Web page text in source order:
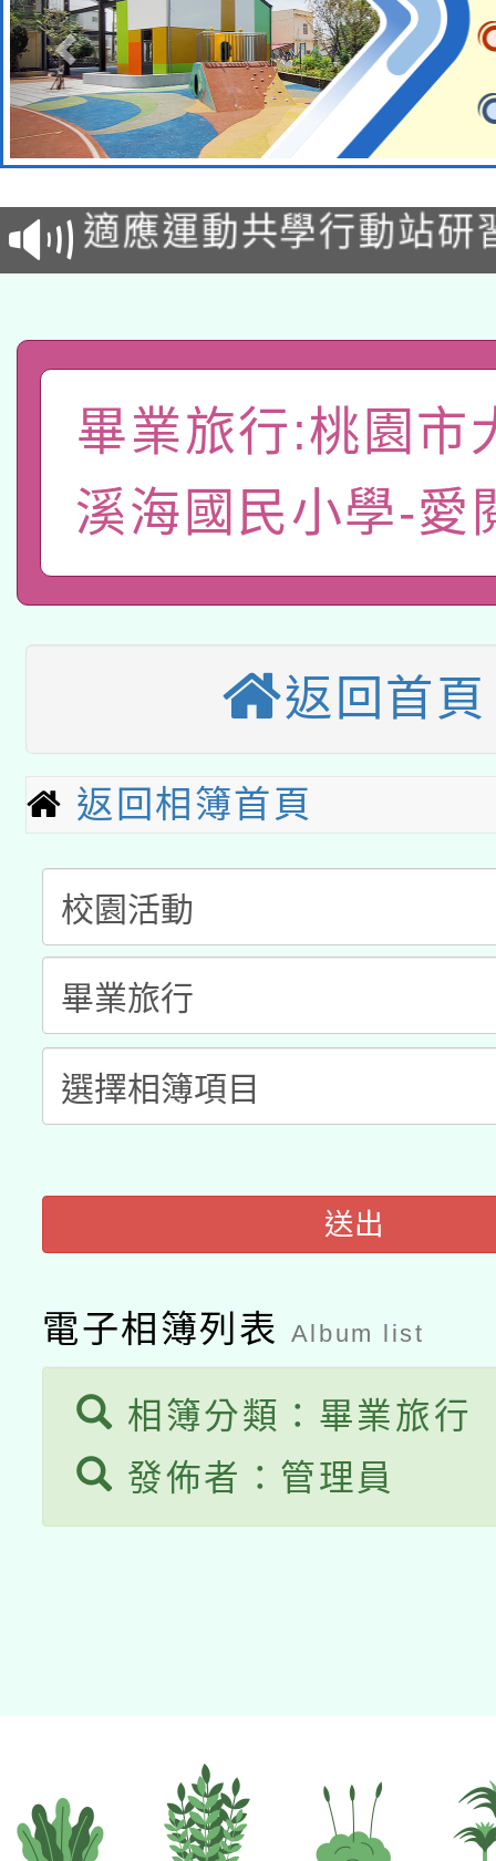
本校115學年度第2次
招甄選結果公告(無人
適應運動共學行動站研
本館辦理115年度閱讀
暨閱讀推動專業研習
科技賦能─人工智慧
「數位內容與教學軟體
pilot」
有關大陸委員會函釋公
業技術研究院辦理「
用水績優單位及節水達
115年8月22日(星期六
桃園市孔廟祈福系列
開 智慧啟航」
2026年桃園地景藝術
本校115學年度第2次
招甄選結果公告(無人
招)
適應運動共學行動站研
本館辦理115年度閱讀
暨閱讀推動專業研習
科技賦能─人工智慧
礎課程
A3數位素養講師名單
「數位內容與教學軟體
pilot」
有關大陸委員會函釋公
薪期間赴陸應申請許可
轉知經濟部水利署委託
用水績優單位及節水達
桃園市孔廟祈福系列
2026年桃園地景藝術
畢業旅行:桃園市
溪海國民小學-愛
返回首頁
返回相簿首頁
送出
電子相簿列表 Album list
相簿分類：畢業旅行
發佈者：管理員